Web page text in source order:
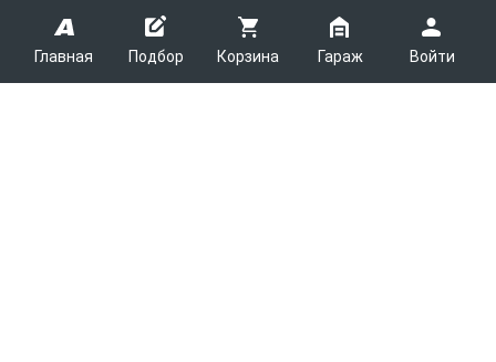
Главная Подбор Корзина Гараж Войти